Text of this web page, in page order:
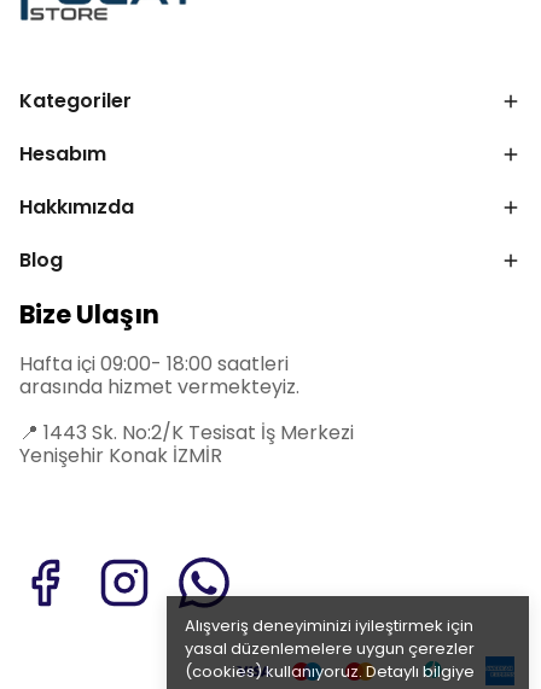
Alışveriş deneyiminizi iyileştirmek için
yasal düzenlemelere uygun çerezler
(cookies) kullanıyoruz. Detaylı bilgiye
Kategoriler
Hesabım
Hakkımızda
Blog
Bize Ulaşın
Hafta içi 09:00- 18:00 saatleri
arasında hizmet vermekteyiz.
📍 1443 Sk. No:2/K Tesisat İş Merkezi
Yenişehir Konak İZMİR